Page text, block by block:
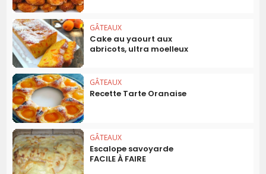
GÂTEAUX
Cake au yaourt aux
abricots, ultra moelleux
GÂTEAUX
Recette Tarte Oranaise
GÂTEAUX
Escalope savoyarde
FACILE À FAIRE